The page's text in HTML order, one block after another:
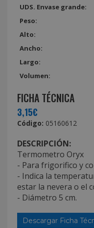
UDS. Envase grande:
Peso:
Alto:
Ancho:
Largo:
Volumen:
FICHA TÉCNICA
3,15€
Código: 05160612
DESCRIPCIÓN:
Termometro Oryx
- Para frigorifico y
- Indica la
estar la nevera o el
- Diámetro 5 cm.
Descargar Ficha